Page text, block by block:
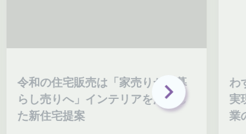
令和の住宅販売は「家売りから暮
らし売りへ」インテリアを活用し
た新住宅提案
わ
実
業